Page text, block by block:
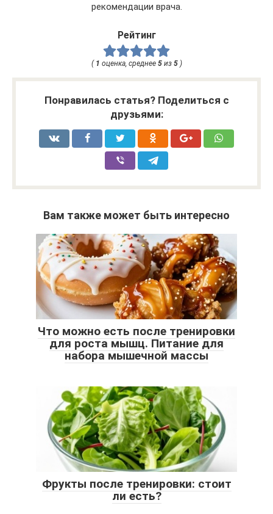
рекомендации врача.
Рейтинг
( 1 оценка, среднее 5из 5)
Понравилась статья? Поделиться с
друзьями:
Вам также может быть интересно
Что можно есть после тренировки
для роста мышц. Питание для
набора мышечной массы
Фрукты после тренировки: стоит
ли есть?